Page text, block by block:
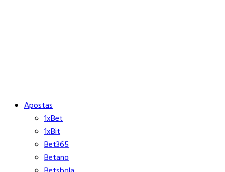
Apostas
1xBet
1xBit
Bet365
Betano